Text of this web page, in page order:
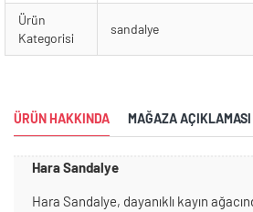
Ürün
Kategorisi
sandalye
ÜRÜN HAKKINDA MAĞAZA AÇIKLAMASI
Hara Sandalye
Hara Sandalye, dayanıklı kayın